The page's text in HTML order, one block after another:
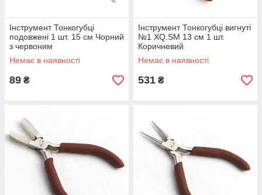
Інструмент Тонкогубці
подовжені 1 шт. 15 см Чорний
з червоним
Немає в наявності
89 ₴
Інструмент Тонкогубці вигнуті
№1 XQ.SM 13 см 1 шт.
Коричневий
Немає в наявності
531 ₴